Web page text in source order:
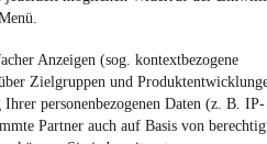
Anzeigen (sog. kontextbezogene
Zielgruppen und
personenbezogenen Daten (z. B. IP-
Partner auch auf Basis von
mobile.de, dem Marktplatz für
Motorräder